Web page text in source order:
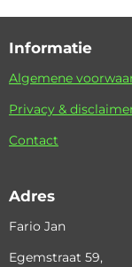
Informatie
Algemene
Privacy &
Contact
Adres
Fario Jan
Egemstraat 59,